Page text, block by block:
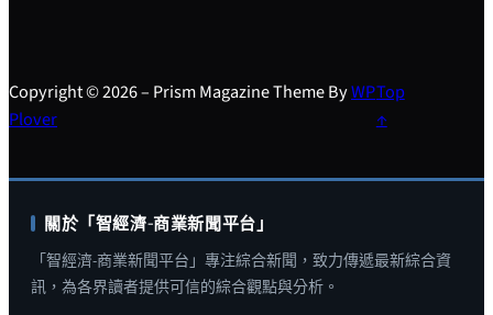
Copyright © 2026 – Prism Magazine Theme ByWP
Plover
Top
↑
關於「智經濟-商業新聞平台」
「智經濟-商業新聞平台」專注綜合新聞，致力傳遞最新綜合資
訊，為各界讀者提供可信的綜合觀點與分析。